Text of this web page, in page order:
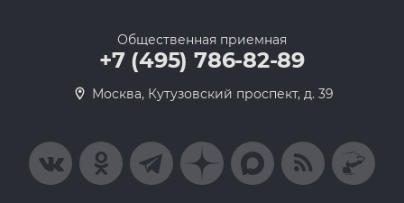
Общественная приемная
+7 (495) 786-82-89
Москва, Кутузовский проспект, д. 39